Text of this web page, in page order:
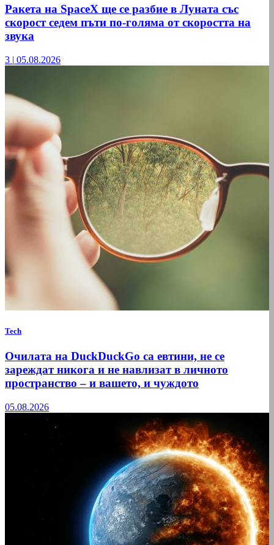
Ракета на SpaceX ще се разбие в Луната със
скорост седем пъти по-голяма от скоростта на
звука
3 | 05.08.2026
Tech
Очилата на DuckDuckGo са евтини, не се
зареждат никога и не навлизат в личното
пространство – и вашето, и чуждото
05.08.2026